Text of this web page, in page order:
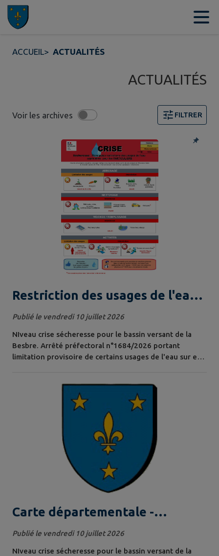
Contenu
ACCUEIL> ACTUALITÉS
ACTUALITÉS
Voir les archives FILTRER
Restriction des usages de l'eau -
Crise sécheresse
Publié le vendredi 10 juillet 2026
NIveau crise sécheresse pour le bassin versant de la
Besbre. Arrêté préfectoral n°1684/2026 portant
limitation provisoire de certains usages de l'eau sur e
Carte départementale -
restrictions des usages de l'eau
au 11 juillet 2026
Publié le vendredi 10 juillet 2026
NIveau crise sécheresse pour le bassin versant de la